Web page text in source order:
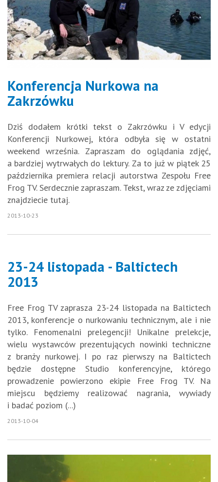
Konferencja Nurkowa na
Zakrzówku
Dziś dodałem krótki tekst o Zakrzówku i V edycji
Konferencji Nurkowej, która odbyła się w ostatni
weekend września. Zapraszam do oglądania zdjęć,
a bardziej wytrwałych do lektury. Za to już w piątek 25
października premiera relacji autorstwa Zespołu Free
Frog TV. Serdecznie zapraszam. Tekst, wraz ze zdjęciami
znajdziecie tutaj.
2013-10-23
23-24 listopada - Baltictech
2013
Free Frog TV zaprasza 23-24 listopada na Baltictech
2013, konferencje o nurkowaniu technicznym, ale i nie
tylko. Fenomenalni prelegencji! Unikalne prelekcje,
wielu wystawców prezentujących nowinki techniczne
z branży nurkowej. I po raz pierwszy na Baltictech
będzie dostępne Studio konferencyjne, którego
prowadzenie powierzono ekipie Free Frog TV. Na
miejscu będziemy realizować nagrania, wywiady
i badać poziom (...)
2013-10-04